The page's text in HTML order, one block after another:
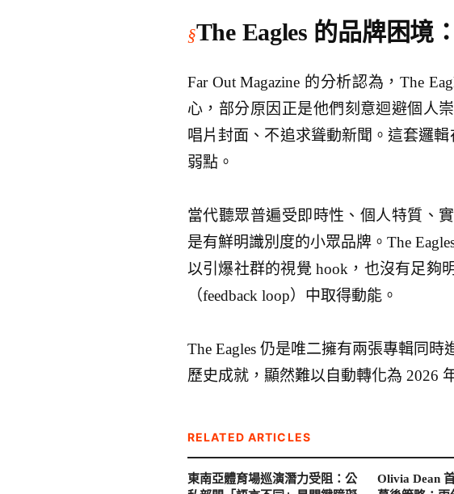
The Eagles 的品牌困境
Far Out Magazine 的分析認為，The
心，部分原因正是他們刻意迴避個
唱片封面、不追求聳動新聞。這套邏
弱點。
當代聽眾普遍受即時性、個人特質、
是有鮮明識別度的小眾品牌。The
以引爆社群的視覺 hook，也沒有足夠
（feedback loop）中取得動能。
The Eagles 仍是唯二擁有兩張專輯同
歷史成就，顯然難以自動轉化為 2026
RELATED ARTICLES
東南亞體育場巡演潛力受阻：公
Olivia Dean